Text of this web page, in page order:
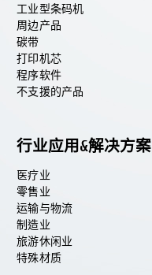
工业型条码机
周边产品
碳带
打印机芯
程序软件
不支援的产品
行业应用&解决方案
医疗业
零售业
运输与物流
制造业
旅游休闲业
特殊材质